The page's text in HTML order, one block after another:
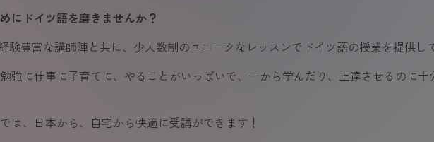
にドイツ語を磨きませんか？
験豊富な講師陣と共に、少人数制のユニークなレッスンでドイツ語の授業を提供し
強に仕事に子育てに、やることがいっぱいで、一から学んだり、上達させるのに十
は、日本から、自宅から快適に受講ができます！